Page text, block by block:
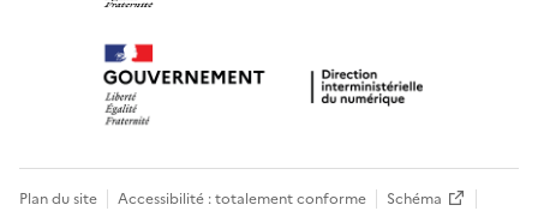
Plan du site Accessibilité : totalement conforme Schéma